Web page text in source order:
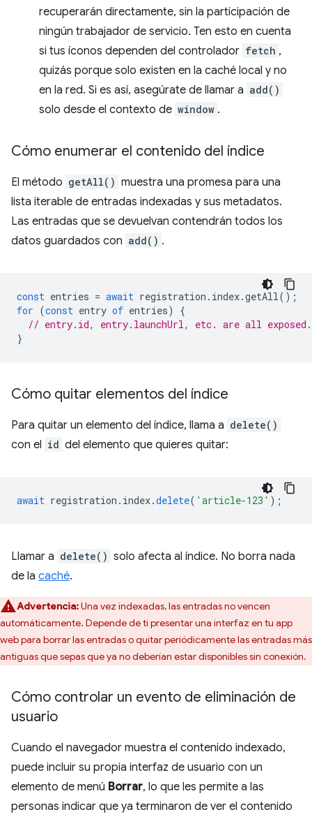
recuperarán directamente, sin la participación de
ningún trabajador de servicio. Ten esto en cuenta
si tus íconos dependen del controlador fetch ,
quizás porque solo existen en la caché local y no
en la red. Si es así, asegúrate de llamar a add()
solo desde el contexto de window .
Cómo enumerar el contenido del índice
El método getAll() muestra una promesa para una
lista iterable de entradas indexadas y sus metadatos.
Las entradas que se devuelvan contendrán todos los
datos guardados con add() .
const entries = await registration . index.getAll();
for (const entry of entries)
{
// entry.id, entry.launchUrl, etc. are all exposed.
}
Cómo quitar elementos del índice
Para quitar un elemento del índice, llama a delete()
con el id del elemento que quieres quitar:
await registration . index.delete( 'article-123' );
Llamar a delete() solo afecta al índice. No borra nada
de la caché.
Advertencia:Una vez indexadas, las entradas no vencen
automáticamente. Depende de ti presentar una interfaz en tu app
web para borrar las entradas o quitar periódicamente las entradas más
antiguas que sepas que ya no deberían estar disponibles sin conexión.
Cómo controlar un evento de eliminación de
usuario
Cuando el navegador muestra el contenido indexado,
puede incluir su propia interfaz de usuario con un
elemento de menú Borrar, lo que les permite a las
personas indicar que ya terminaron de ver el contenido